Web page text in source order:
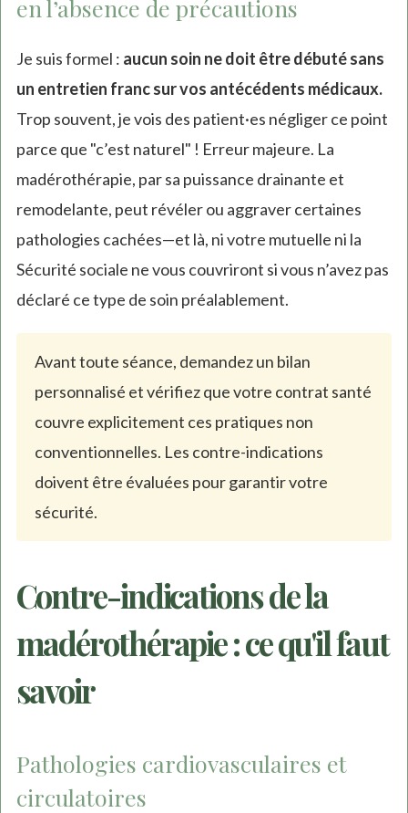
en l’absence de précautions
Je suis formel : aucun soin ne doit être débuté sans
un entretien franc sur vos antécédents médicaux.
Trop souvent, je vois des patient·es négliger ce point
parce que "c’est naturel" ! Erreur majeure. La
madérothérapie, par sa puissance drainante et
remodelante, peut révéler ou aggraver certaines
pathologies cachées—et là, ni votre mutuelle ni la
Sécurité sociale ne vous couvriront si vous n’avez pas
déclaré ce type de soin préalablement.
Avant toute séance, demandez un bilan
personnalisé et vérifiez que votre contrat santé
couvre explicitement ces pratiques non
conventionnelles. Les contre-indications
doivent être évaluées pour garantir votre
sécurité.
Contre-indications de la
madérothérapie : ce qu'il faut
savoir
Pathologies cardiovasculaires et
circulatoires